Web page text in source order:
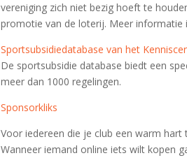
vereniging zich niet bezig hoeft te
promotie van de loterij. Meer informatie
Sportsubsidiedatabase van het
De sportsubsidie database biedt een
meer dan 1000 regelingen.
Sponsorkliks
Voor iedereen die je club een warm
Wanneer iemand online iets wilt kopen